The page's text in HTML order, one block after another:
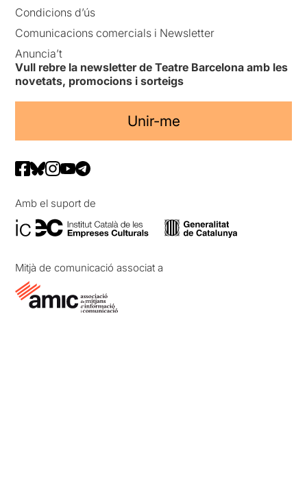
Condicions d’ús
Comunicacions comercials i Newsletter
Anuncia’t
Vull rebre la newsletter de Teatre Barcelona amb les
novetats, promocions i sorteigs
Unir-me
Amb el suport de
Mitjà de comunicació associat a